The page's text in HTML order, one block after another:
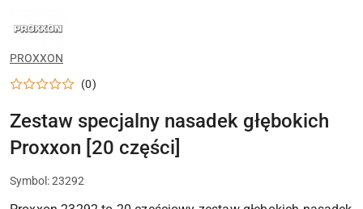
PROXXON
SERWISU
PRECYZYJNEJ
PROXXON
(0)
Zestaw specjalny nasadek głębokich
Proxxon [20 części]
Symbol:23292